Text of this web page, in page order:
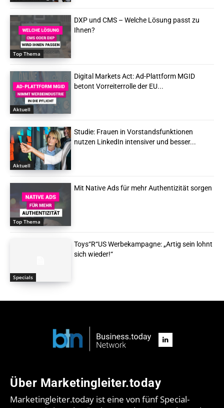
Top Thema
DXP und CMS – Welche Lösung passt zu
Ihnen?
Aktuell
Digital Markets Act: Ad-Plattform MGID
betont Vorreiterrolle der EU...
Aktuell
Studie: Frauen in Vorstandsfunktionen
nutzen LinkedIn intensiver und besser...
Top Thema
Mit Native Ads für mehr Authentizität sorgen
Specials
Toys“R“US Werbekampagne: „Artig sein lohnt
sich wieder!“
Über Marketingleiter.today
Marketingleiter.today ist eine von fünf Special-